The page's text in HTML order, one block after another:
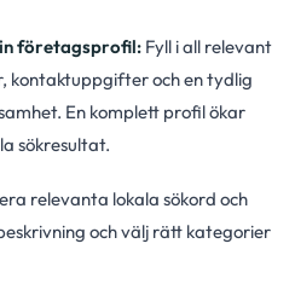
företagsprofil: Fyll i all relevant
kontaktuppgifter och en tydlig
En komplett profil ökar
sökresultat.
relevanta lokala sökord och
och välj rätt kategorier